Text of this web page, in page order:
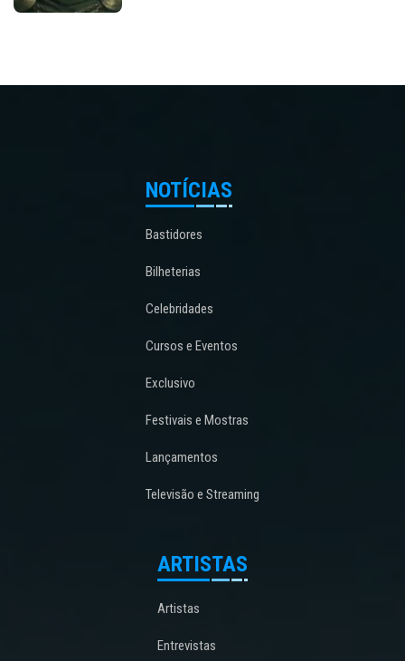
NOTÍCIAS
Bastidores
Bilheterias
Celebridades
Cursos e Eventos
Exclusivo
Festivais e Mostras
Lançamentos
Televisão e Streaming
ARTISTAS
Artistas
Entrevistas